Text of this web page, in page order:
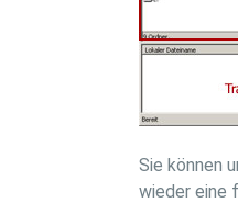
Sie können
wieder eine